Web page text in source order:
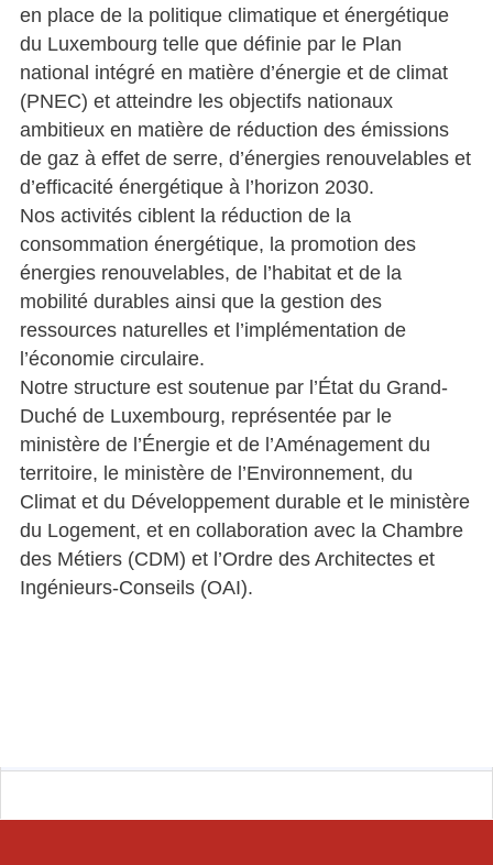
en place de la politique climatique et énergétique
du Luxembourg telle que définie par le Plan
national intégré en matière d’énergie et de climat
(PNEC) et atteindre les objectifs nationaux
ambitieux en matière de réduction des émissions
de gaz à effet de serre, d’énergies renouvelables et
d’efficacité énergétique à l’horizon 2030.
Nos activités ciblent la réduction de la
consommation énergétique, la promotion des
énergies renouvelables, de l’habitat et de la
mobilité durables ainsi que la gestion des
ressources naturelles et l’implémentation de
l’économie circulaire.
Notre structure est soutenue par l’État du Grand-
Duché de Luxembourg, représentée par le
ministère de l’Énergie et de l’Aménagement du
territoire, le ministère de l’Environnement, du
Climat et du Développement durable et le ministère
du Logement, et en collaboration avec la Chambre
des Métiers (CDM) et l’Ordre des Architectes et
Ingénieurs-Conseils (OAI).